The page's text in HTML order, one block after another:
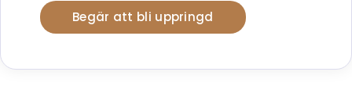
Begär att bli uppringd